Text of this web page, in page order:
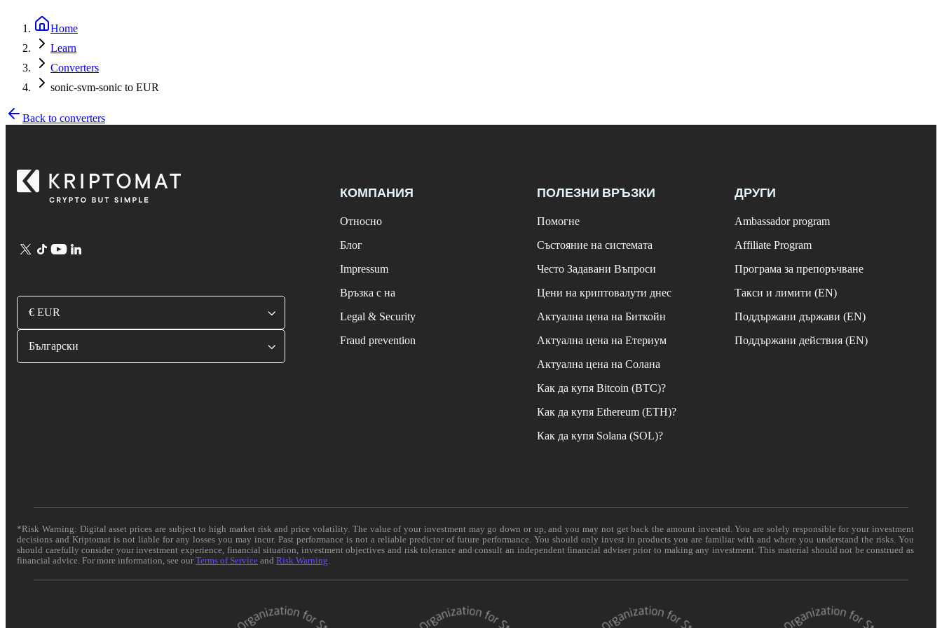
Home
Learn
Converters
sonic-svm-sonic to EUR
Back to converters
€ EUR
Български
КОМПАНИЯ
Относно
Блог
Impressum
Връзка с на
Legal & Security
Fraud prevention
ПОЛЕЗНИ ВРЪЗКИ
Помогне
Състояние на системата
Често Задавани Въпроси
Цени на криптовалути днес
Актуална цена на Биткойн
Актуална цена на Етериум
Актуална цена на Солана
Как да купя Bitcoin (BTC)?
Как да купя Ethereum (ETH)?
Как да купя Solana (SOL)?
ДРУГИ
Ambassador program
Affiliate Program
Програма за препоръчване
Такси и лимити (EN)
Поддържани държави (EN)
Поддържани действия (EN)
*Risk Warning: Digital asset prices are subject to high market risk and price volatility. The value of your investment may go down or up, and you may not get back the amount invested. You are solely responsible for your investment
decisions and Kriptomat is not liable for any losses you may incur. Past performance is not a reliable predictor of future performance. You should only invest in products you are familiar with and where you understand the risks. You
should carefully consider your investment experience, financial situation, investment objectives and risk tolerance and consult an independent financial adviser prior to making any investment. This material should not be construed as
financial advice. For more information, see ourTerms of Service and Risk Warning